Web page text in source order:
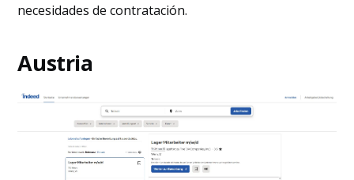
necesidades de contratación.
Austria